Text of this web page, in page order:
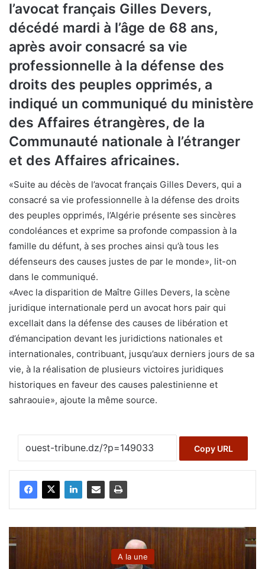
l’avocat français Gilles Devers,
décédé mardi à l’âge de 68 ans,
après avoir consacré sa vie
professionnelle à la défense des
droits des peuples opprimés, a
indiqué un communiqué du ministère
des Affaires étrangères, de la
Communauté nationale à l’étranger
et des Affaires africaines.
«Suite au décès de l’avocat français Gilles Devers, qui a
consacré sa vie professionnelle à la défense des droits
des peuples opprimés, l’Algérie présente ses sincères
condoléances et exprime sa profonde compassion à la
famille du défunt, à ses proches ainsi qu’à tous les
défenseurs des causes justes de par le monde», lit-on
dans le communiqué.
«Avec la disparition de Maître Gilles Devers, la scène
juridique internationale perd un avocat hors pair qui
excellait dans la défense des causes de libération et
d’émancipation devant les juridictions nationales et
internationales, contribuant, jusqu’aux derniers jours de sa
vie, à la réalisation de plusieurs victoires juridiques
historiques en faveur des causes palestinienne et
sahraouie», ajoute la même source.
Copy URL
A la une